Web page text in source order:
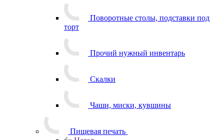
Поворотные столы, подставки под
торт
Прочий нужный инвентарь
Скалки
Чаши, миски, кувшины
Пищевая печать